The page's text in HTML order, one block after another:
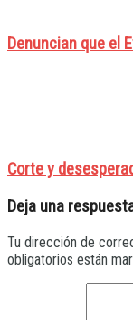
Denuncian que el
Corte y
Deja una
Tu dirección de
obligatorios están